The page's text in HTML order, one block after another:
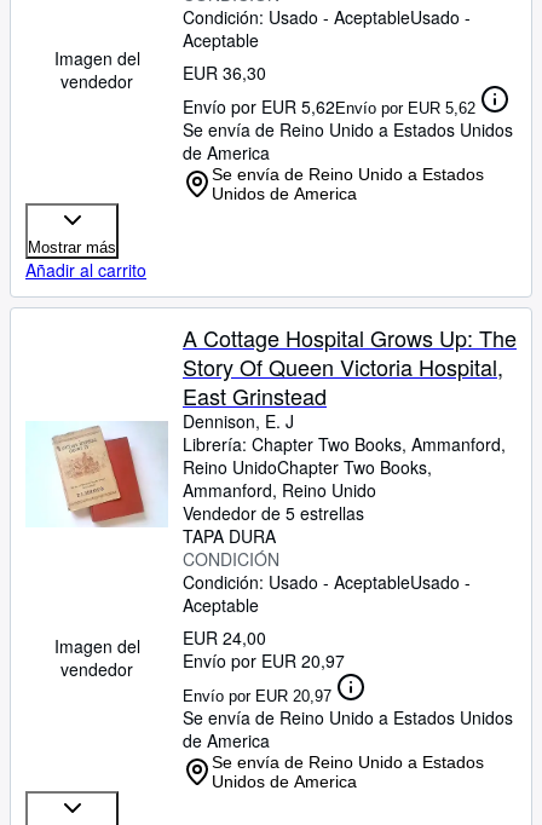
Imagen del
vendedor
Condición: Usado - AceptableUsado -
Aceptable
EUR 36,30
Envío por EUR 5,62Envío por EUR 5,62
Se envía de Reino Unido a Estados Unidos
de America
Se envía de Reino Unido a Estados
Unidos de America
Mostrar más
Añadir al carrito
Imagen del
vendedor
A Cottage Hospital Grows Up: The
Story Of Queen Victoria Hospital,
East Grinstead
Dennison, E. J
Librería: Chapter Two Books, Ammanford,
Reino UnidoChapter Two Books,
Ammanford, Reino Unido
Vendedor de 5 estrellas
TAPA DURA
CONDICIÓN
Condición: Usado - AceptableUsado -
Aceptable
EUR 24,00
Envío por EUR 20,97
Envío por EUR 20,97
Se envía de Reino Unido a Estados Unidos
de America
Se envía de Reino Unido a Estados
Unidos de America